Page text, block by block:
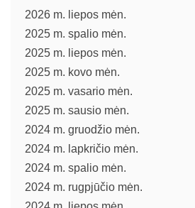
2026 m. liepos mėn.
2025 m. spalio mėn.
2025 m. liepos mėn.
2025 m. kovo mėn.
2025 m. vasario mėn.
2025 m. sausio mėn.
2024 m. gruodžio mėn.
2024 m. lapkričio mėn.
2024 m. spalio mėn.
2024 m. rugpjūčio mėn.